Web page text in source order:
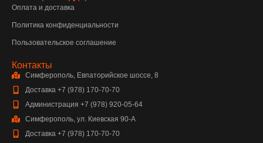
Оплата и доставка
Политика конфиденциальности
Пользовательское соглашение
Контакты
Симферополь, Евпаторийское шоссе, 8
Доставка +7 (978) 170-70-70
Администрация +7 (978) 920-05-64
Симферополь, ул. Киевская 90-А
Доставка +7 (978) 170-70-70